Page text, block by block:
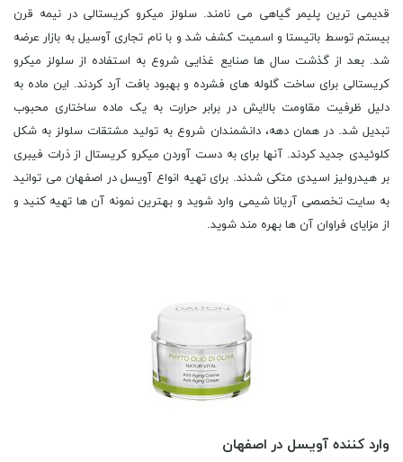
قدیمی ترین پلیمر گیاهی می نامند. سلولز میکرو کریستالی در نیمه قرن
بیستم توسط باتیستا و اسمیت کشف شد و با نام تجاری آوسیل به بازار عرضه
شد. بعد از گذشت سال ها صنایع غذایی شروع به استفاده از سلولز میکرو
کریستالی برای ساخت گلوله های فشرده و بهبود بافت آرد کردند. این ماده به
دلیل ظرفیت مقاومت بالایش در برابر حرارت به یک ماده ساختاری محبوب
تبدیل شد. در همان دهه، دانشمندان شروع به تولید مشتقات سلولز به شکل
کلوئیدی جدید کردند. آنها برای به دست آوردن میکرو کریستال از ذرات فیبری
بر هیدرولیز اسیدی متکی شدند. برای تهیه انواع آویسل در اصفهان می توانید
به سایت تخصصی آریانا شیمی وارد شوید و بهترین نمونه آن ها تهیه کنید و
از مزایای فراوان آن ها بهره مند شوید.
وارد کننده آویسل در اصفهان